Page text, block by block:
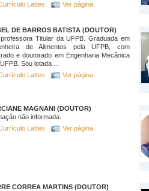
Lattes
Ver página
DE BARROS BATISTA (DOUTOR)
Titular da UFPB. Graduada em
de Alimentos pela UFPB, com
e doutorado em Engenharia Mecânica
Sou lotada ...
Lattes
Ver página
MAGNANI (DOUTOR)
não informada.
Lattes
Ver página
CORREA MARTINS (DOUTOR)